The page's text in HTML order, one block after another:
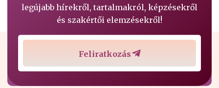
legújabb hírekről, tartalmakról, képzésekről
és szakértői elemzésekről!
Feliratkozás